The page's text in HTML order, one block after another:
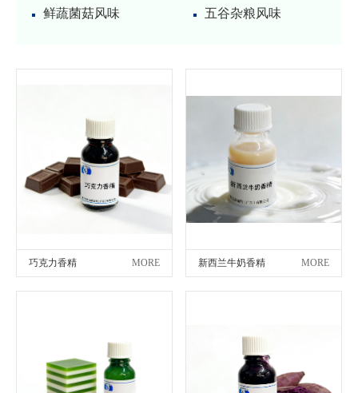
鲜蔬菌菇风味
五谷杂粮风味
巧克力香精 MORE 新西兰牛奶香精 MORE